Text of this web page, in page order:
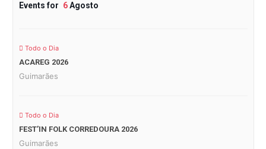
Events for 6Agosto
Todo o Dia
ACAREG 2026
Guimarães
Todo o Dia
FEST’IN FOLK CORREDOURA 2026
Guimarães